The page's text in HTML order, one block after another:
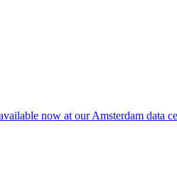
now at our Amsterdam data